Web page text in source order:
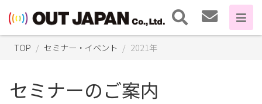
TOP セミナー・イベント 2021年
セミナーのご案内